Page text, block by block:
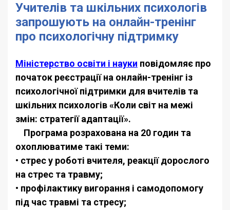
Учителів та шкільних психологів
запрошують на онлайн-тренінг
про психологічну підтримку
Міністерство освіти і науки повідомляє про
початок реєстрації на онлайн-тренінг із
психологічної підтримки для вчителів та
шкільних психологів «Коли світ на межі
змін: стратегії адаптації».
Програма розрахована на 20 годин та
охоплюватиме такі теми:
• стрес у роботі вчителя, реакції дорослого
на стрес та травму;
• профілактику вигорання і самодопомогу
під час травмі та стресу;